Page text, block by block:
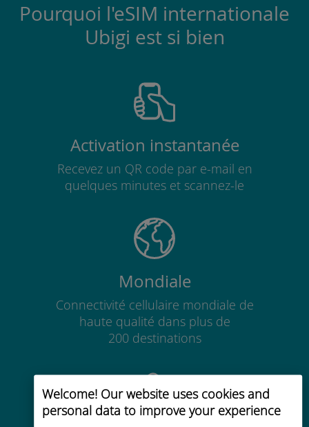
Welcome! Our website uses cookies and
personal data to improve your experience
Pourquoi l'eSIM internationale
Ubigi est si bien
Activation instantanée
Recevez un QR code par e-mail en
quelques minutes et scannez-le
Mondiale
Connectivité cellulaire mondiale de
haute qualité dans plus de
200 destinations